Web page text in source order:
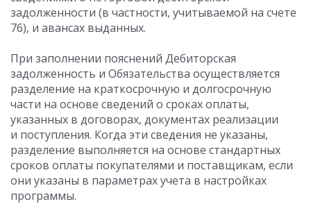
задолженности (в частности, учитываемой на счете
76), и авансах выданных.
При заполнении пояснений Дебиторская
задолженность и Обязательства осуществляется
разделение на краткосрочную и долгосрочную
части на основе сведений о сроках оплаты,
указанных в договорах, документах реализации
и поступления. Когда эти сведения не указаны,
разделение выполняется на основе стандартных
сроков оплаты покупателями и поставщикам, если
они указаны в параметрах учета в настройках
программы.